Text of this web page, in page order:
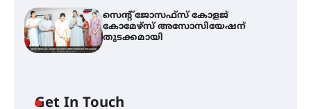
സെന്റ് ജോസഫ്സ് കോളജ്
കോമേഴ്‌സ് അസോസിയേഷന്
തുടക്കമായി
Get In Touch